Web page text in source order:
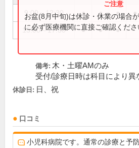
9:00～12:30 ● ● ● ●
15:00～17:30 ● ● ●
お盆(8月中旬)は休診・休業の場合
に必ず医療機関に直接ご確認くださ
備考: 木・土曜AMのみ
受付/診療日時は科目により異
休診日: 日、祝
口コミ
小児科病院です。通常の診療と予